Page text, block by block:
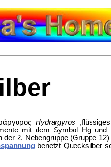
Hydrargyros
mit dem Symbol Hg und
der 2. Nebengruppe (Gruppe
benetzt Quecksilber